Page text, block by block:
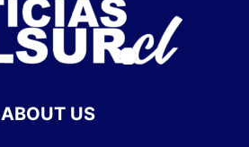
ABOUT US